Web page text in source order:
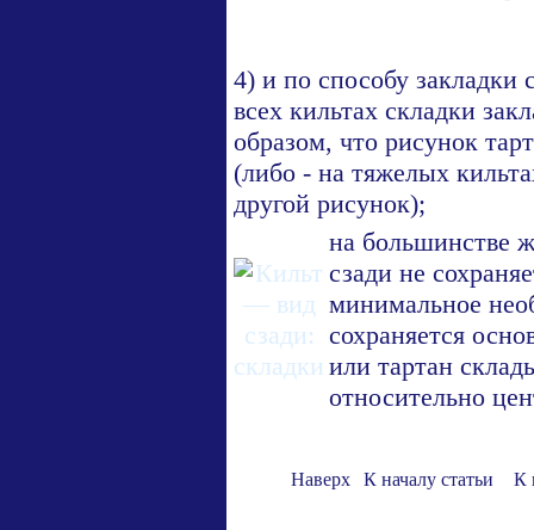
4) и по способу закладки
всех кильтах складки
образом, что рисунок
(либо - на тяжелых
другой рисунок);
на большинстве
сзади не
минимальное
сохраняется
или тартан
относительно
Наверх К началу статьи К